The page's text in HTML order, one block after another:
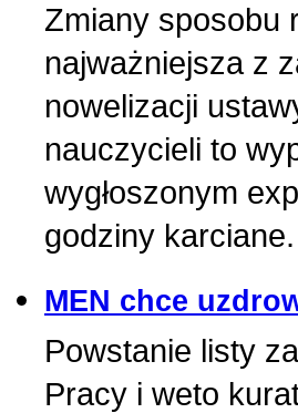
Zmiany sposobu
najważniejsza z
nowelizacji
nauczycieli to
wygłoszonym
godziny
MEN chce
Powstanie listy
Pracy i weto